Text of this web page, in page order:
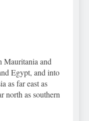
Mauritania and
Egypt, and into
as far east as
north as southern